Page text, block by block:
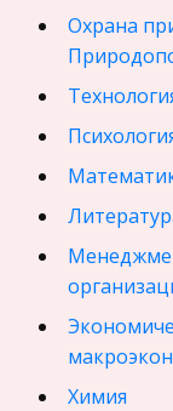
Охрана
Химия